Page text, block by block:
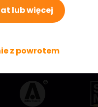
z naszych nagród!
lub więcej
z powrotem